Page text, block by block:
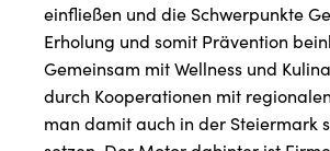
einfließen und die Schwerpunkte
Erholung und somit Prävention
Gemeinsam mit Wellness und
durch Kooperationen mit
man damit auch in der Steiermark